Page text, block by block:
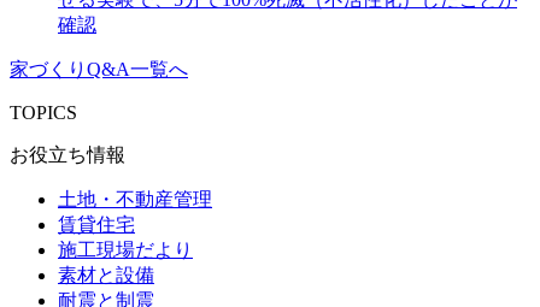
確認
家づくりQ&A一覧へ
TOPICS
お役立ち情報
土地・不動産管理
賃貸住宅
施工現場だより
素材と設備
耐震と制震